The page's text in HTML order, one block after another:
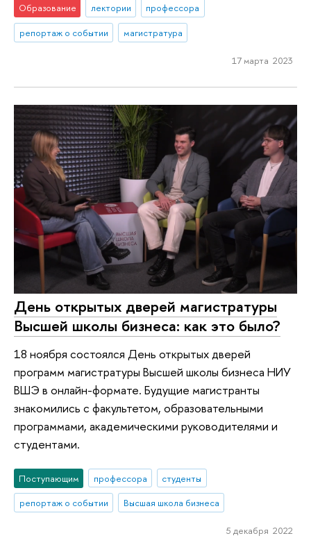
Образование лектории
профессора
репортаж о событии
магистратура
17 марта 2023
День открытых дверей магистратуры
Высшей школы бизнеса: как это было?
18 ноября состоялся День открытых дверей
программ магистратуры Высшей школы бизнеса НИУ
ВШЭ в онлайн-формате. Будущие магистранты
знакомились с факультетом, образовательными
программами, академическими руководителями и
студентами.
Поступающим профессора
студенты
репортаж о событии
Высшая школа бизнеса
5 декабря 2022